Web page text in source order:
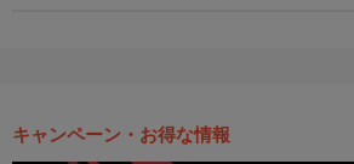
キャンペーン・お得な情報